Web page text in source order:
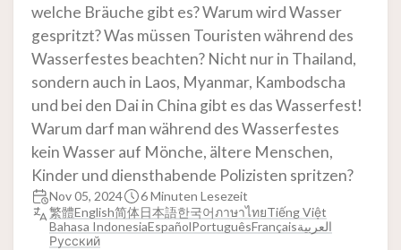
welche Bräuche gibt es? Warum wird Wasser
gespritzt? Was müssen Touristen während des
Wasserfestes beachten? Nicht nur in Thailand,
sondern auch in Laos, Myanmar, Kambodscha
und bei den Dai in China gibt es das Wasserfest!
Warum darf man während des Wasserfestes
kein Wasser auf Mönche, ältere Menschen,
Kinder und diensthabende Polizisten spritzen?
Nov 05, 2024
6 Minuten Lesezeit
繁體English简体日本語한국어ภาษาไทยTiếng Việt
Bahasa IndonesiaEspañolPortuguêsFrançaisالعربية
Русский